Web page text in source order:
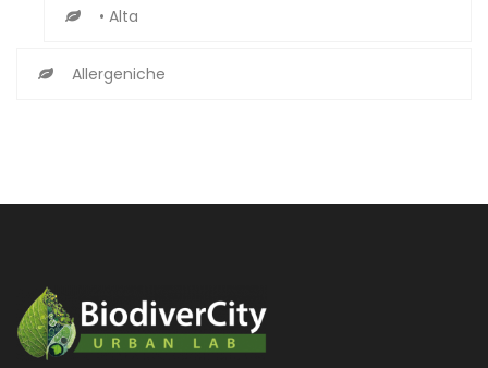
• Alta
Allergeniche